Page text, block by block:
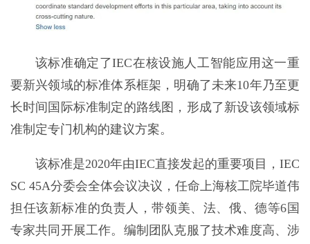
该标准确定了IEC在核设施人工智能应用这一重
要新兴领域的标准体系框架，明确了未来10年乃至更
长时间国际标准制定的路线图，形成了新设该领域标
准制定专门机构的建议方案。
该标准是2020年由IEC直接发起的重要项目，IEC
SC 45A分委会全体会议决议，任命上海核工院毕道伟
担任该新标准的负责人，带领美、法、俄、德等6国
专家共同开展工作。编制团队克服了技术难度高、涉